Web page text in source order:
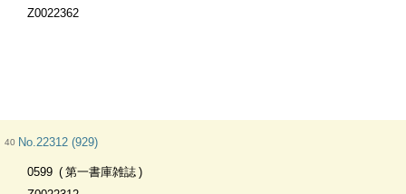
Z0022362
40 No.22312 (929)
0599
第一書庫雑誌